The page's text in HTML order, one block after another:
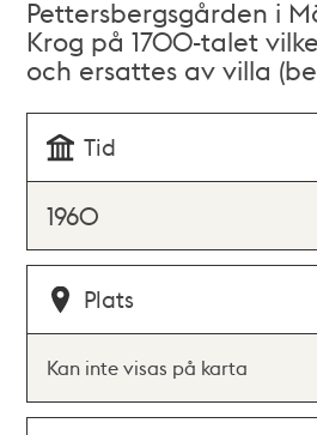
Pettersbergsgården i
Krog på 1700-talet
och ersattes av villa
Tid
1960
Plats
Kan inte visas på karta